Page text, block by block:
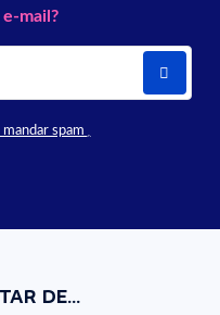
mail?
spam
DE...